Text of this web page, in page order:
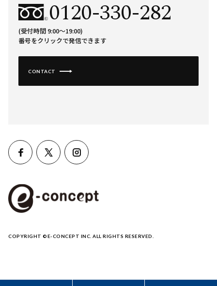
0120-330-282
(受付時間 9:00〜19:00)
番号をクリックで発信できます
CONTACT
COPYRIGHT ©E-CONCEPT INC. ALL RIGHTS RESERVED.